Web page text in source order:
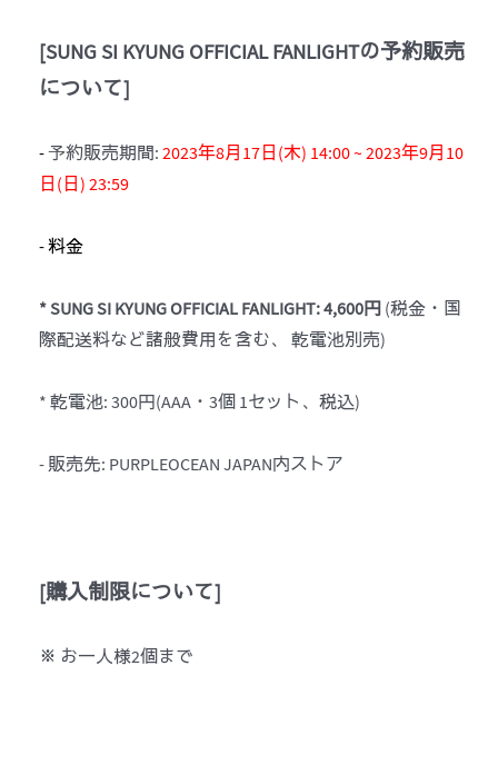
[SUNG SI KYUNG OFFICIAL FANLIGHTの予約販売
について]
-予約販売期間: 2023年8月17日(木) 14:00 ~ 2023年9月10
日(日) 23:59
- 料金
* SUNG SI KYUNG OFFICIAL FANLIGHT: 4,600円(税金・国
際配送料など諸般費用を含む、 乾電池別売)
* 乾電池: 300円(AAA・3個 1セット、税込)
- 販売先: PURPLEOCEAN JAPAN内ストア
[購入制限について]
※ お一人様2個まで